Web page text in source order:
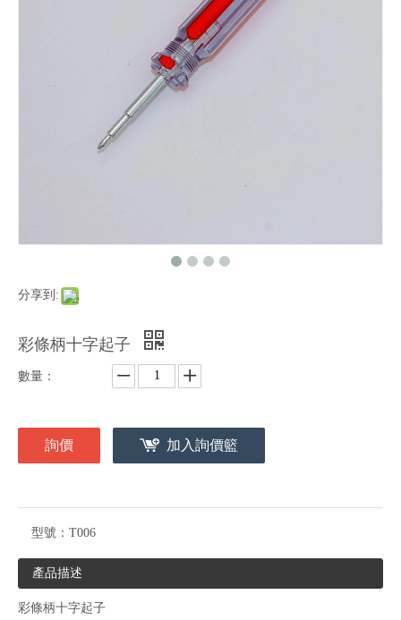
分享到:
彩條柄十字起子
數量：
詢價 加入詢價籃
型號： T006
產品描述
彩條柄十字起子